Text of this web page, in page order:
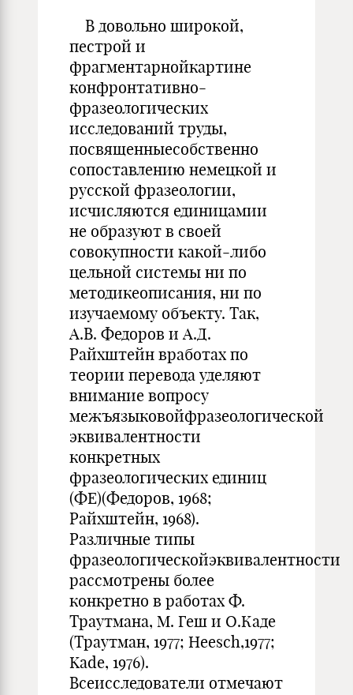
В довольно широкой,
пестрой и
фрагментарнойкартине
конфронтативно-
фразеологических
исследований труды,
посвященныесобственно
сопоставлению немецкой и
русской фразеологии,
исчисляются единицамии
не образуют в своей
совокупности какой-либо
цельной системы ни по
методикеописания, ни по
изучаемому объекту. Так,
А.В. Федоров и А.Д.
Райхштейн вработах по
теории перевода уделяют
внимание вопросу
межъязыковойфразеологической
эквивалентности
конкретных
фразеологических единиц
(ФЕ)(Федоров, 1968;
Райхштейн, 1968).
Различные типы
фразеологическойэквивалентности
рассмотрены более
конкретно в работах Ф.
Траутмана, М. Геш и О.Каде
(Траутман, 1977; Heesch,1977;
Kade, 1976).
Всеисследователи отмечают